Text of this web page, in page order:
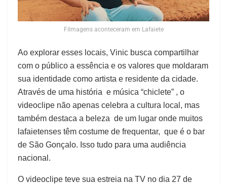
Filmagens aconteceram em Lafaiete
Ao explorar esses locais, Vinic busca compartilhar
com o público a essência e os valores que moldaram
sua identidade como artista e residente da cidade.
Através de uma história e música “chiclete” , o
videoclipe não apenas celebra a cultura local, mas
também destaca a beleza de um lugar onde muitos
lafaietenses têm costume de frequentar, que é o bar
de São Gonçalo. Isso tudo para uma audiência
nacional.
O videoclipe teve sua estreia na TV no dia 27 de